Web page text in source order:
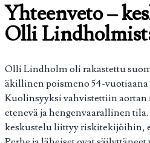
Yhteenveto –
Olli
Olli Lindholm oli rakastettu
äkillinen poismeno 54-vuotiaana
Kuolinsyyksi vahvistettiin aortan
etenevä ja hengenvaarallinen
keskustelu liittyy riskitekijöihin,